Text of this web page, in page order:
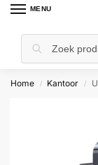
MENU
Home / Kantoor /